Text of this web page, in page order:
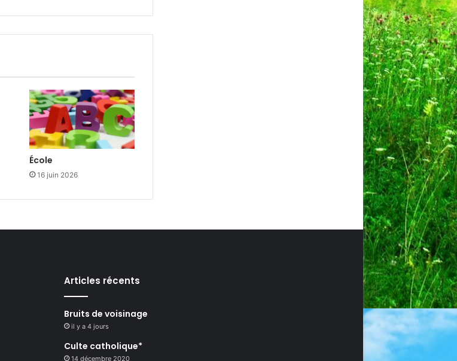
École
16 juin 2026
Articles récents
Bruits de voisinage
il y a 4 jours
Culte catholique*
14 décembre 2020